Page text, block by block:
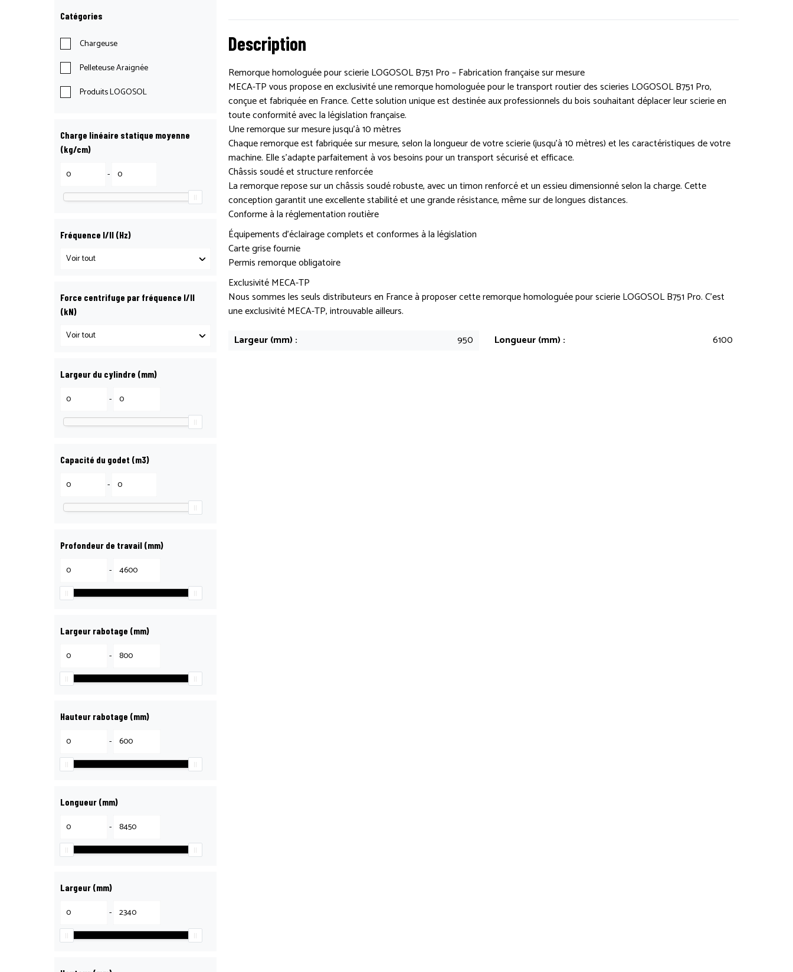
Description
Remorque homologuée pour scierie LOGOSOL B751 Pro – Fabrication française sur mesure
MECA-TP vous propose en exclusivité une remorque homologuée pour le transport routier des scieries LOGOSOL B751 Pro,
conçue et fabriquée en France. Cette solution unique est destinée aux professionnels du bois souhaitant déplacer leur scierie en
toute conformité avec la législation française.
Une remorque sur mesure jusqu’à 10 mètres
Chaque remorque est fabriquée sur mesure, selon la longueur de votre scierie (jusqu’à 10 mètres) et les caractéristiques de votre
machine. Elle s’adapte parfaitement à vos besoins pour un transport sécurisé et efficace.
Châssis soudé et structure renforcée
La remorque repose sur un châssis soudé robuste, avec un timon renforcé et un essieu dimensionné selon la charge. Cette
conception garantit une excellente stabilité et une grande résistance, même sur de longues distances.
Conforme à la réglementation routière
Équipements d’éclairage complets et conformes à la législation
Carte grise fournie
Permis remorque obligatoire
Exclusivité MECA-TP
Nous sommes les seuls distributeurs en France à proposer cette remorque homologuée pour scierie LOGOSOL B751 Pro. C’est
une exclusivité MECA-TP, introuvable ailleurs.
Largeur (mm) :
950 Longueur (mm) : 6100
Catégories
Chargeuse
Pelleteuse Araignée
Produits LOGOSOL
Charge linéaire statique moyenne
(kg/cm)
-
Fréquence I/II (Hz)
Force centrifuge par fréquence I/II
(kN)
Largeur du cylindre (mm)
-
Capacité du godet (m3)
-
Profondeur de travail (mm)
-
Largeur rabotage (mm)
-
Hauteur rabotage (mm)
-
Longueur (mm)
-
Largeur (mm)
-